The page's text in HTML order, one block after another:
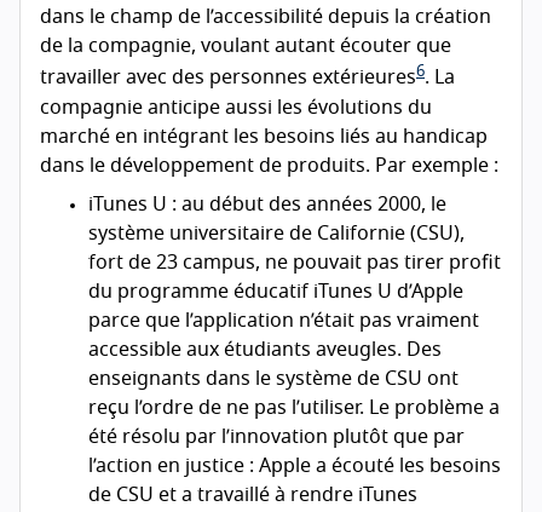
dans le champ de l’accessibilité depuis la création
de la compagnie, voulant autant écouter que
travailler avec des personnes extérieures6. La
compagnie anticipe aussi les évolutions du
marché en intégrant les besoins liés au handicap
dans le développement de produits. Par exemple :
iTunes U : au début des années 2000, le
système universitaire de Californie (CSU),
fort de 23 campus, ne pouvait pas tirer profit
du programme éducatif iTunes U d’Apple
parce que l’application n’était pas vraiment
accessible aux étudiants aveugles. Des
enseignants dans le système de CSU ont
reçu l’ordre de ne pas l’utiliser. Le problème a
été résolu par l’innovation plutôt que par
l’action en justice : Apple a écouté les besoins
de CSU et a travaillé à rendre iTunes